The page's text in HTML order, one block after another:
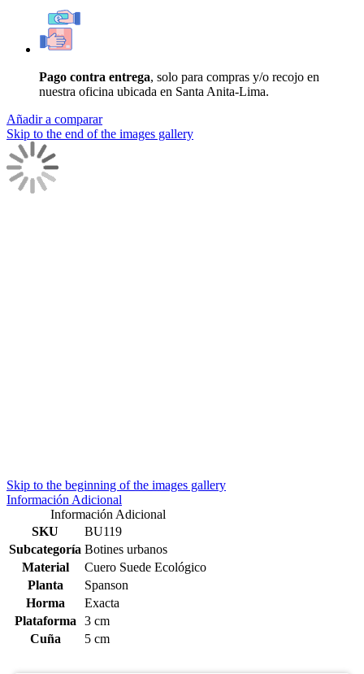
Pago contra entrega, solo para compras y/o recojo en
nuestra oficina ubicada en Santa Anita-Lima.
Añadir a comparar
Skip to the end of the images gallery
Skip to the beginning of the images gallery
Información Adicional
Información Adicional
SKU
BU119
Subcategoría Botines urbanos
Material
Cuero Suede Ecológico
Planta
Spanson
Horma
Exacta
Plataforma
3 cm
Cuña
5 cm